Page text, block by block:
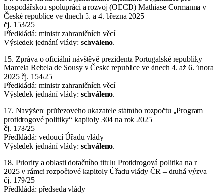
hospodářskou spolupráci a rozvoj (OECD) Mathiase Cormanna v
České republice ve dnech 3. a 4. března 2025
čj. 153/25
Předkládá: ministr zahraničních věcí
Výsledek jednání vlády: schváleno.
15. Zpráva o oficiální návštěvě prezidenta Portugalské republiky
Marcela Rebela de Sousy v České republice ve dnech 4. až 6. února
2025 čj. 154/25
Předkládá: ministr zahraničních věcí
Výsledek jednání vlády: schváleno.
17. Navýšení průřezového ukazatele státního rozpočtu „Program
protidrogové politiky“ kapitoly 304 na rok 2025
čj. 178/25
Předkládá: vedoucí Úřadu vlády
Výsledek jednání vlády: schváleno.
18. Priority a oblasti dotačního titulu Protidrogová politika na r.
2025 v rámci rozpočtové kapitoly Úřadu vlády ČR – druhá výzva
čj. 179/25
Předkládá: předseda vlády